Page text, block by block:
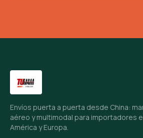
Envíos puerta a puerta desde China:
aéreo y multimodal para importadores
América y Europa.